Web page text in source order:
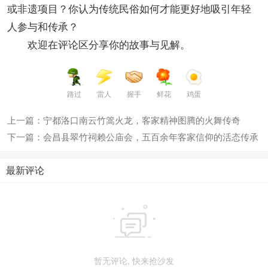
或非遗项目？你认为传统民俗如何才能更好地吸引年轻
人参与和传承？
欢迎在评论区分享你的故事与见解。
路过 雷人 握手 鲜花 鸡蛋
上一篇：宁都洛口南云竹篙火龙，客家精神图腾的火舞传奇
下一篇：会昌县翠竹祠赖公庙会，五百余年客家信仰的活态传承
最新评论

暂无评论, 快来抢沙发